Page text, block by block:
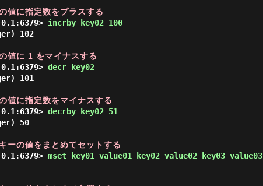
値に指定数をプラスする
incrby key02 100
102
値に 1 をマイナスする
decr key02
101
値に指定数をマイナスする
decrby key02 51
50
ーの値をまとめてセットする
mset key01 value01 key02 value02 key03 value03